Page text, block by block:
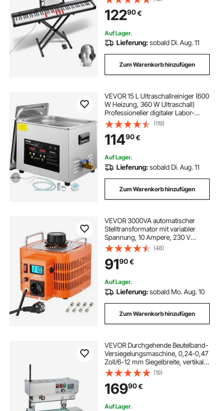
Lautsprechern, Sustain-Pedal,
Kopfhörern, Bluetooth, MIDI, USB
für Anfänger
12290€
Auf Lager.
Lieferung:sobald Di. Aug. 11
Zum Warenkorb hinzufügen
VEVOR 15 L Ultraschallreiniger (600
W Heizung, 360 W Ultraschall)
Professioneller digitaler Labor-
Ultraschall-Teilereiniger mit
Heizungstimer für die Reinigung
von Glaszahninstrumenten
(119)
11490€
Auf Lager.
Lieferung:sobald Di. Aug. 11
Zum Warenkorb hinzufügen
VEVOR 3000VA automatischer
Stelltransformator mit variabler
Spannung, 10 Ampere, 230 V
Eingang, 0-300 V Ausgang,
Wechselspannungsregler, mit LCD-
Display, 4 zusätzlichen Sicherungen
(48)
9190€
Auf Lager.
Lieferung:sobald Mo. Aug. 10
Zum Warenkorb hinzufügen
VEVOR Durchgehende Beutelband-
Versiegelungsmaschine, 0,24-0,47
Zoll/6-12 mm Siegelbreite, vertikale
Bandsiegelmaschine mit digitaler
Temperaturregelung,
Beutelsiegelgerät aus Edelstahl für
0,02-0,8 mm starke
Plastikbeutelfolien
(19)
16990€
Auf Lager.